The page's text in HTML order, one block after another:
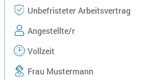
Unbefristeter Arbeitsvertrag
Angestellte/r
Vollzeit
Frau Mustermann